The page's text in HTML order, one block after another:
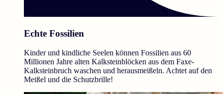
Echte Fossilien
Kinder und kindliche Seelen können Fossilien aus 60
Millionen Jahre alten Kalksteinblöcken aus dem Faxe-
Kalksteinbruch waschen und herausmeißeln. Achtet auf den
Meißel und die Schutzbrille!